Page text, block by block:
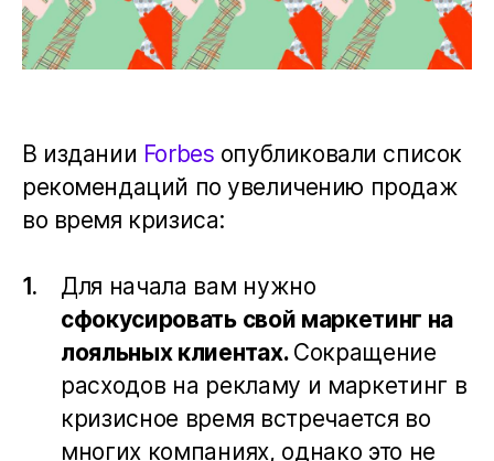
В издании Forbes опубликовали список
рекомендаций по увеличению продаж
во время кризиса:
Для начала вам нужно
сфокусировать свой маркетинг на
лояльных клиентах. Сокращение
расходов на рекламу и маркетинг в
кризисное время встречается во
многих компаниях, однако это не